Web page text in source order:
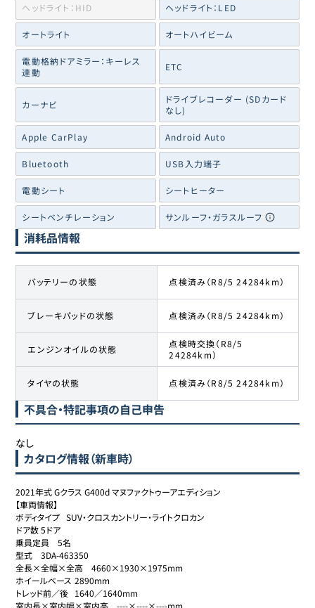
ヘッドライト：HID ヘッドライト：LED
オートライト オートハイビーム
電動格納ドアミラー：キーレス
連動
ETC
カーナビ
ドライブレコーダー (SDカード
なし)
Apple CarPlay Android Auto
Bluetooth USB入力端子
電動シート シートヒーター
シートベンチレーション サンルーフ・ガラスルーフ
消耗品情報
バッテリーの状態 点検済み（R8/5 24284km）
ブレーキパッドの状態 点検済み（R8/5 24284km）
エンジンオイルの状態
点検時交換（R8/5
24284km）
タイヤの状態 点検済み（R8/5 24284km）
不具合・特記事項の自己申告
なし
カタログ情報（新車時）
2021年式 Gクラス G400d マヌファクトゥーアエディション
【車両情報】
ボディタイプ	SUV・クロスカントリー・ライトクロカン
ドア数	5ドア
乗員定員	5名
型式	3DA-463350
全長×全幅×全高	4660×1930×1975mm
ホイールベース	2890mm
トレッド前／後	1640／1640mm
室内長×室内幅×室内高	----×----×----mm